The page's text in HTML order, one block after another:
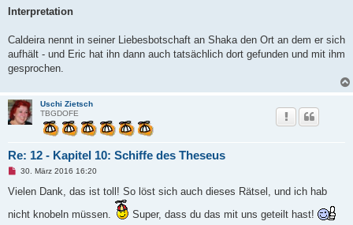
Interpretation
Caldeira nennt in seiner Liebesbotschaft an Shaka den Ort an dem er sich
aufhält - und Eric hat ihn dann auch tatsächlich dort gefunden und mit ihm
gesprochen.
Uschi Zietsch
TBGDOFE
Re: 12 - Kapitel 10: Schiffe des Theseus
U
g
e
30. März 2016 16:20
Vielen Dank, das ist toll! So löst sich auch dieses Rätsel, und ich hab
nicht knobeln müssen.
Super, dass du das mit uns geteilt hast!